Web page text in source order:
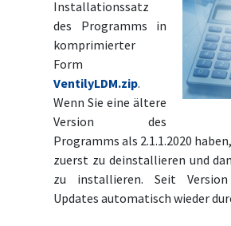
Installationssatz
des Programms in
komprimierter
Form
VentilyLDM.zip.
Wenn Sie eine ältere
Version des
Programms als 2.1.1.2020
zuerst zu deinstallieren und
zu installieren. Seit Version
Updates automatisch wieder